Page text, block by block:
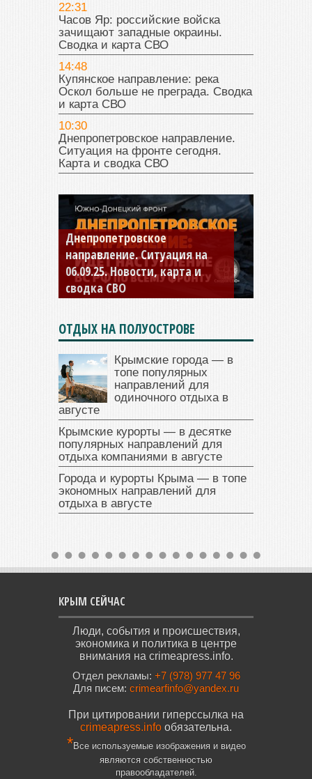
22:31
Часов Яр: российские войска
зачищают западные окраины.
Сводка и карта СВО
14:48
Купянское направление: река
Оскол больше не преграда. Сводка
и карта СВО
10:30
Днепропетровское направление.
Ситуация на фронте сегодня.
Карта и сводка СВО
Константиновское
направление. Ситуация на
04.09.25 Новости, карта и
сводка СВО
ОТДЫХ НА ПОЛУОСТРОВЕ
Крымские города — в
топе популярных
направлений для
одиночного отдыха в
августе
Крымские курорты — в десятке
популярных направлений для
отдыха компаниями в августе
Города и курорты Крыма — в топе
экономных направлений для
отдыха в августе
КРЫМ СЕЙЧАС
Люди, события и происшествия,
экономика и политика в центре
внимания на crimeapress.info.
Отдел рекламы: +7 (978) 977 47 96
Для писем: crimearfinfo@yandex.ru
При цитировании гиперссылка на
crimeapress.info обязательна.
*Все используемые изображения и видео
являются собственностью
правообладателей.